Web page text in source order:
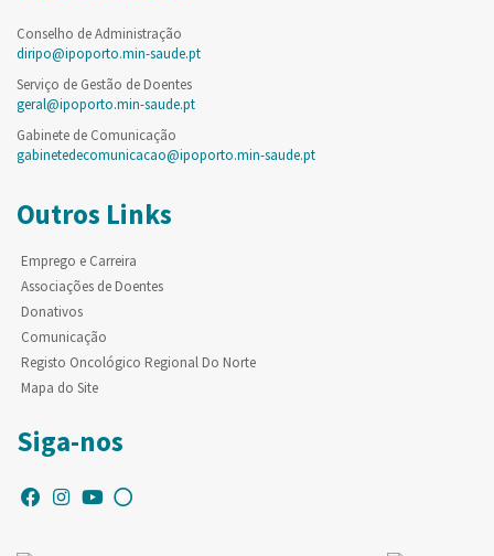
Conselho de Administração
diripo@ipoporto.min-saude.pt
Serviço de Gestão de Doentes
geral@ipoporto.min-saude.pt
Gabinete de Comunicação
gabinetedecomunicacao@ipoporto.min-saude.pt
Outros Links
Emprego e Carreira
Associações de Doentes
Donativos
Comunicação
Registo Oncológico Regional Do Norte
Mapa do Site
Siga-nos